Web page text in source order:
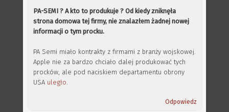
PA-SEMI ? A kto to produkuje ? Od kiedy zniknęła
strona domowa tej firmy, nie znalazłem żadnej nowej
informacji o tym procku.
PA Semi miało kontrakty z firmami z branży wojskowej.
Apple nie za bardzo chciało dalej produkować tych
procków, ale pod naciskiem departamentu obrony
USA uległo.
Odpowiedz